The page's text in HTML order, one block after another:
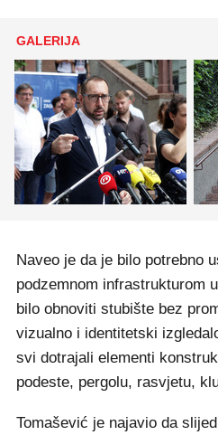
GALERIJA
Naveo je da je bilo potrebno
podzemnom infrastrukturom
bilo obnoviti stubište bez
vizualno i identitetski
svi dotrajali elementi
podeste, pergolu, rasvjetu,
Tomašević je najavio da